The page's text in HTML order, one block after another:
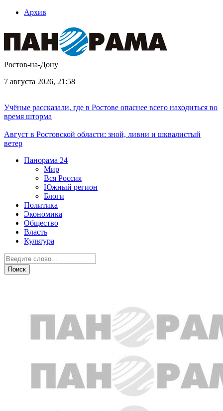
Архив
Ростов-на-Дону
7 августа 2026, 21:58
Учёные рассказали, где в Ростове опаснее всего находиться во
время шторма
Август в Ростовской области: зной, ливни и шквалистый
ветер
Панорама 24
Мир
Вся Россия
Южный регион
Блоги
Политика
Экономика
Общество
Власть
Культура